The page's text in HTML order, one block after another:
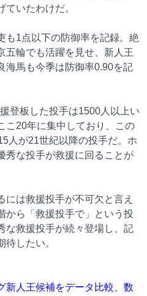
いたわけだ。
も1点以下の防御率を記録。絶
五輪でも活躍を見せ、新人王
海馬も今季は防御率0.90を記
登板した投手は1500人以上い
こ20年に集中しており、この
人が21世紀以降の投手だ。ホ
秀な投手が救援に回ることが
は救援投手が不可欠と言え
から「救援投手で」という投
な救援投手が続々登場し、記
したい。
新人王候補をデータ比較、数